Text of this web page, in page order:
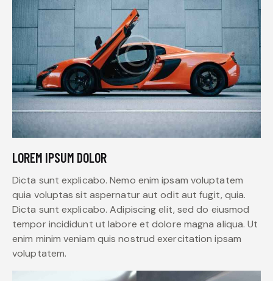
LOREM IPSUM DOLOR
Dicta sunt explicabo. Nemo enim ipsam voluptatem
quia voluptas sit aspernatur aut odit aut fugit, quia.
Dicta sunt explicabo. Adipiscing elit, sed do eiusmod
tempor incididunt ut labore et dolore magna aliqua. Ut
enim minim veniam quis nostrud exercitation ipsam
voluptatem.